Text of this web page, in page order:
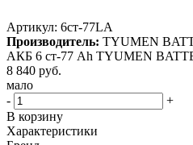
Артикул: 6ст-77LА
Производитель: TYUMEN
АКБ 6 ст-77 Аh TYUMEN
8 840 руб.
мало
-
+
В корзину
Характеристики